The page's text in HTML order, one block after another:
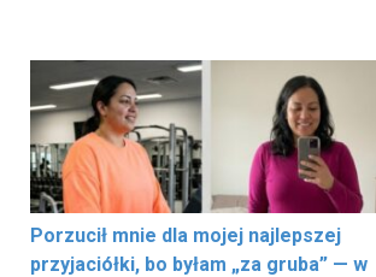
Porzucił mnie dla mojej najlepszej
przyjaciółki, bo byłam „za gruba” — w